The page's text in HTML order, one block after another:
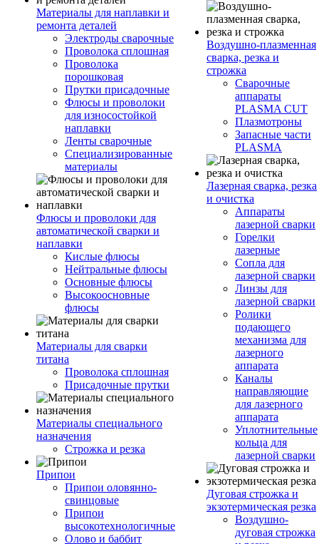
Материалы для наплавки и
ремонта деталей
Электроды сварочные
Проволока сплошная
Проволока
порошковая
Прутки присадочные
Флюсы и проволоки
для износостойкой
наплавки
Ленты сварочные
Специализированные
материалы
Флюсы и проволоки для
автоматической сварки и
наплавки
Кислые флюсы
Нейтральные флюсы
Основные флюсы
Высокоосновные
флюсы
Материалы для сварки
титана
Проволока сплошная
Присадочные прутки
Материалы специального
назначения
Строжка и резка
Припои
Припои оловянно-
свинцовые
Припои
высокотехнологичные
Олово и баббит
Воздушно-плазменная
сварка, резка и
строжка
Сварочные
аппараты
PLASMA CUT
Плазмотроны
Запасные части
PLASMA
Лазерная сварка, резка
и очистка
Аппараты
лазерной сварки
Горелки
лазерные
Сопла для
лазерной сварки
Линзы для
лазерной сварки
Ролики
подающего
механизма для
лазерного
аппарата
Каналы
направляющие
для лазерного
аппарата
Уплотнительные
кольца для
лазерной сварки
Дуговая строжка и
экзотермическая резка
Воздушно-
дуговая строжка